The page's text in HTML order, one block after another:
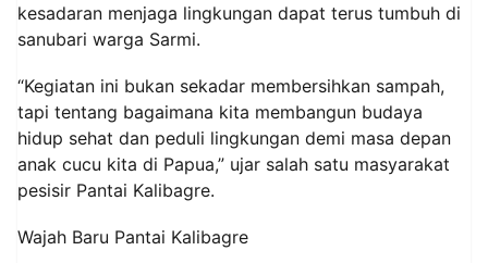
kesadaran menjaga lingkungan dapat terus tumbuh di
sanubari warga Sarmi.
“Kegiatan ini bukan sekadar membersihkan sampah,
tapi tentang bagaimana kita membangun budaya
hidup sehat dan peduli lingkungan demi masa depan
anak cucu kita di Papua,” ujar salah satu masyarakat
pesisir Pantai Kalibagre.
Wajah Baru Pantai Kalibagre